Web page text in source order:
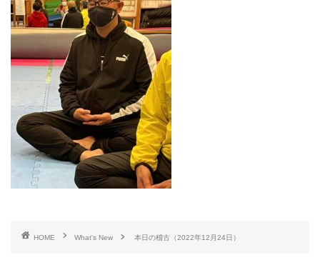
HOME What's New 本日の稽古（2022年12月24日）